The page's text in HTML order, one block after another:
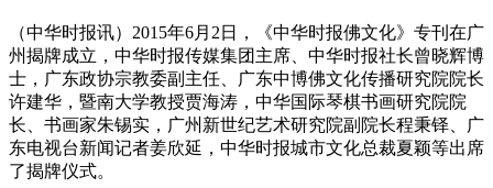
（中华时报讯）2015年6月2日，《中华时报佛文化》专刊在广
州揭牌成立，中华时报传媒集团主席、中华时报社长曾晓辉博
士，广东政协宗教委副主任、广东中博佛文化传播研究院院长
许建华，暨南大学教授贾海涛，中华国际琴棋书画研究院院
长、书画家朱锡实，广州新世纪艺术研究院副院长程秉铎、广
东电视台新闻记者姜欣延，中华时报城市文化总裁夏颖等出席
了揭牌仪式。